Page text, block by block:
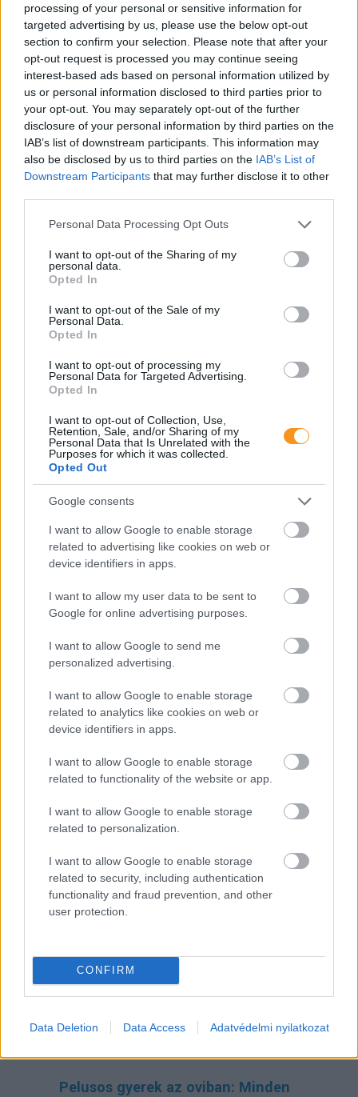
processing of your personal or sensitive information for
targeted advertising by us, please use the below opt-out
section to confirm your selection. Please note that after your
opt-out request is processed you may continue seeing
interest-based ads based on personal information utilized by
us or personal information disclosed to third parties prior to
your opt-out. You may separately opt-out of the further
disclosure of your personal information by third parties on the
IAB’s list of downstream participants. This information may
also be disclosed by us to third parties on the IAB’s List of
Downstream Participants that may further disclose it to other
Please note that this website/app uses one or more Google
not limited to your visit or usage behaviour. You may click to
grant or deny consent to Google and its third-party tags to
use your data for below specified purposes in below Google
consent section.
Personal Data Processing Opt Outs
I want to opt-out of the Sharing of my
personal data.
Opted In
I want to opt-out of the Sale of my
Personal Data.
Opted In
I want to opt-out of processing my
Personal Data for Targeted Advertising.
Opted In
I want to opt-out of Collection, Use,
Retention, Sale, and/or Sharing of my
Personal Data that Is Unrelated with the
Purposes for which it was collected.
Opted Out
Google consents
I want to allow Google to enable storage
related to advertising like cookies on web or
device identifiers in apps.
I want to allow my user data to be sent to
Google for online advertising purposes.
I want to allow Google to send me
personalized advertising.
I want to allow Google to enable storage
related to analytics like cookies on web or
device identifiers in apps.
I want to allow Google to enable storage
related to functionality of the website or app.
I want to allow Google to enable storage
related to personalization.
I want to allow Google to enable storage
related to security, including authentication
functionality and fraud prevention, and other
user protection.
CONFIRM
Data Deletion Data Access Adatvédelmi nyilatkozat
Mit tehetünk szülőként, ha a gyerek jó vagy éppen
dicsérettől kezdve, amotiváció fenntartásánát,
sok múlik azon, hogyan reagálunk. A jegyek mögött
készségek és tanulható stratégiák állnak,
amelyekben a szülői támogatás kulcsszerepet
játszik.
Már óvodás korban felismerhetők
lennének a harapási problémák!
A gyermekek és fiatalok körében ma már 65–75
százalékra tehető a harapási rendellenességek
aránya, vagyis szinte minden második–harmadik
alatt alakulnak ki, ezért nem feltűnőek, és a szülők
gyakran csak akkor veszik észre őket, amikor már
sokkal nehezebb hatékonyan
Másképp is lehet: Pozitív
Fegyelmezés az iskolában
A szülők sokfélék, de abban legtöbben
egyetértenek: nem szeretnék, ha a tanár kiabálna
módszertani eszköztár nélkül könnyen
eszköztelennek érezheti magát, ennek pedig
gyakran a kiabálás a következménye.
Erre (is) kínál megoldást aPozitív Fegyelmezés az
évben egy Erasmus+ partnerségi projekt keretében
próbáltak ki hat európai ország iskoláiban, a makói
Pelusos gyerek az oviban: Minden